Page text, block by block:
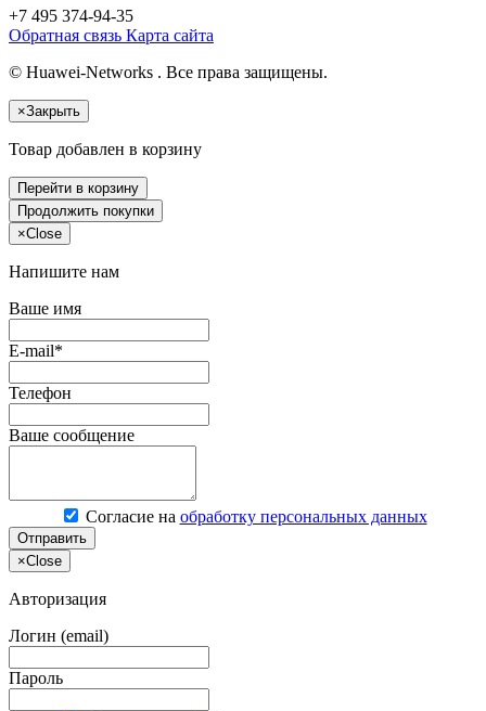
+7 495 374-94-35
Обратная связь Карта сайта
© Huawei-Networks . Все права защищены.
×Закрыть
Товар добавлен в корзину
Перейти в корзину
Продолжить покупки
×Close
Напишите нам
Ваше имя
E-mail*
Телефон
Ваше сообщение
Согласие на обработку персональных данных
Отправить
×Close
Авторизация
Логин (email)
Пароль